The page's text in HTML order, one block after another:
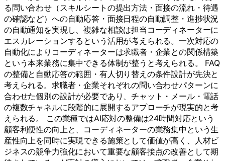
る問い合わせ（スキルシートの提出方法・面接の流れ・待遇
の確認など）への自動応答・面接日程の自動調整・進捗状況
の自動通知を実現し、複雑な相談は担当コーディネーターに
エスカレーションするという活用が考えられる。一次対応の
自動化によりコーディネーターは求職者・企業との関係構築
という本来業務に集中できる体制が整うと考えられる。 FAQ
の整備と自動応答の範囲・有人切り替えの条件設計が先決と
考えられる。求職者・企業それぞれの問い合わせパターンに
合わせた個別の設計が必要であり、チャット・メール・電話
の複数チャネルに段階的に展開するアプローチが現実的と考
えられる。 この業種ではAI応対の整備は24時間対応という
顧客利便性の向上と、コーディネーターの業務集中という生
産性向上を同時に実現できる施策として価値が高く、人材ビ
ジネスの競争力強化において重要な顧客接点の改善として期